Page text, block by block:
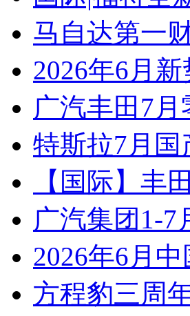
马自达第一
2026年6月
广汽丰田7月
特斯拉7月国
【国际】丰
广汽集团1-7
2026年6月
方程豹三周